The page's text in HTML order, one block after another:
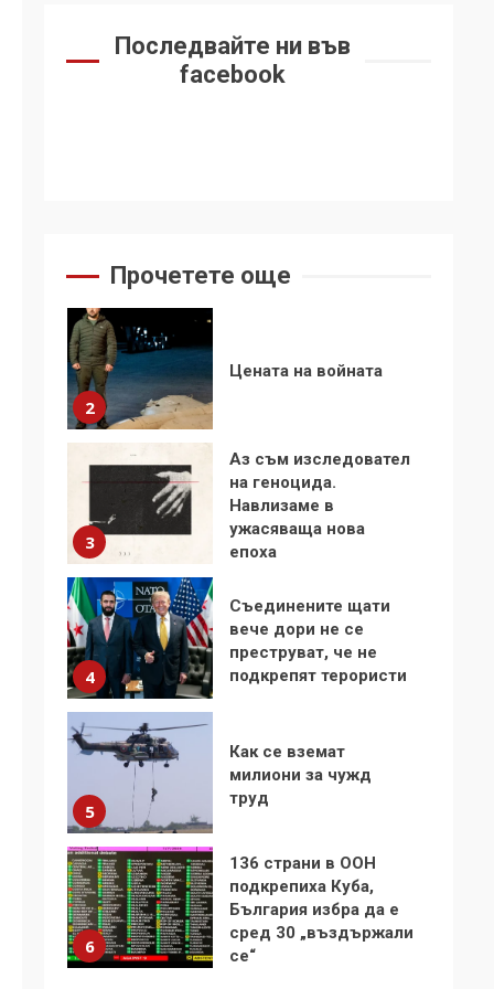
Последвайте ни във
facebook
Прочетете още
Удължаването на
1
стъпки от 1972 г.
2
Цената на войната
3
Аз съм изследовател
на геноцида.
Навлизаме в
ужасяваща нова
епоха
4
Съединените щати
вече дори не се
преструват, че не
подкрепят терористи
5
Как се вземат
милиони за чужд
труд
6
136 страни в ООН
подкрепиха Куба,
България избра да е
сред 30 „въздържали
се“